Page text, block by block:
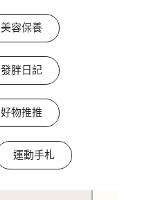
美容保養
發胖日記
好物推推
運動手札